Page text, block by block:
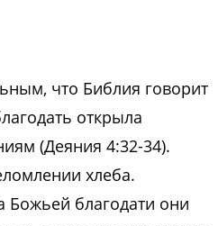
что Библия говорит
открыла
(Деяния 4:32-34).
хлеба.
Божьей благодати они